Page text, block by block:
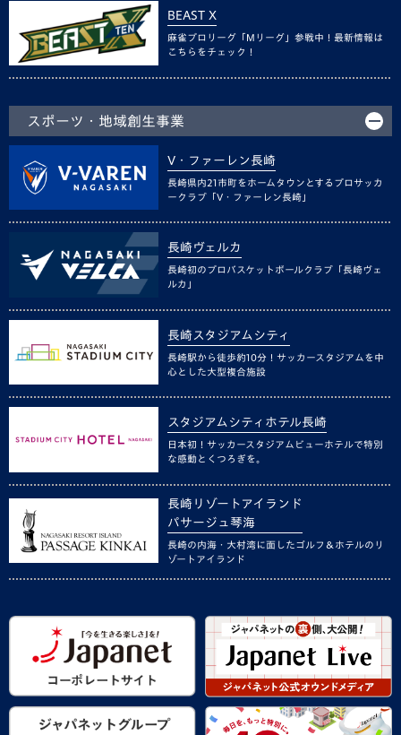
BEAST X
麻雀プロリーグ「Mリーグ」参戦中！最新情報は
こちらをチェック！
スポーツ・地域創生事業
V・ファーレン長崎
長崎県内21市町をホームタウンとするプロサッカ
ークラブ「V・ファーレン長崎」
長崎ヴェルカ
長崎初のプロバスケットボールクラブ「長崎ヴェ
ルカ」
長崎スタジアムシティ
長崎駅から徒歩約10分！サッカースタジアムを中
心とした大型複合施設
スタジアムシティホテル長崎
日本初！サッカースタジアムビューホテルで特別
な感動とくつろぎを。
長崎リゾートアイランド
パサージュ琴海
長崎の内海・大村湾に面したゴルフ＆ホテルのリ
ゾートアイランド